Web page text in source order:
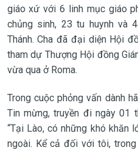
giáo xứ với 6 linh mục giáo
chủng sinh, 23 tu huynh và
Thánh. Cha đã đại diện Hội
tham dự Thượng Hội đồng
vừa qua ở Roma.
Trong cuộc phỏng vấn dành
Tin mừng, truyền đi ngày 01
“Tại Lào, có những khó khăn
ngoài. Kể cả đối với tôi,